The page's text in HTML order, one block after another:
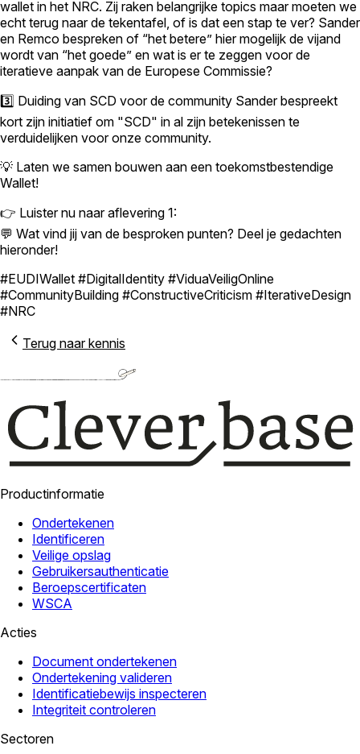
wallet in het NRC. Zij raken belangrijke topics maar moeten we
echt terug naar de tekentafel, of is dat een stap te ver? Sander
en Remco bespreken of “het betere” hier mogelijk de vijand
wordt van “het goede” en wat is er te zeggen voor de
iteratieve aanpak van de Europese Commissie?
3️⃣ Duiding van SCD voor de community Sander bespreekt
kort zijn initiatief om "SCD" in al zijn betekenissen te
verduidelijken voor onze community.
💡 Laten we samen bouwen aan een toekomstbestendige
Wallet!
👉 Luister nu naar aflevering 1:
💬 Wat vind jij van de besproken punten? Deel je gedachten
hieronder!
#EUDIWallet #DigitalIdentity #ViduaVeiligOnline
#CommunityBuilding #ConstructiveCriticism #IterativeDesign
#NRC
Terug naar kennis
Productinformatie
Ondertekenen
Identificeren
Veilige opslag
Gebruikersauthenticatie
Beroepscertificaten
WSCA
Acties
Document ondertekenen
Ondertekening valideren
Identificatiebewijs inspecteren
Integriteit controleren
Sectoren